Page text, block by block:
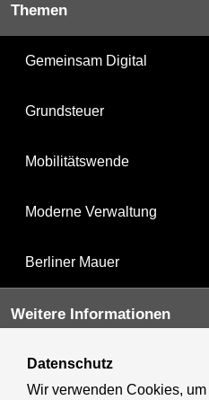
Themen
Gemeinsam Digital
Grundsteuer
Mobilitätswende
Moderne Verwaltung
Berliner Mauer
Weitere Informationen
Kultur & Ausgehen
Datenschutz
Wir verwenden Cookies,